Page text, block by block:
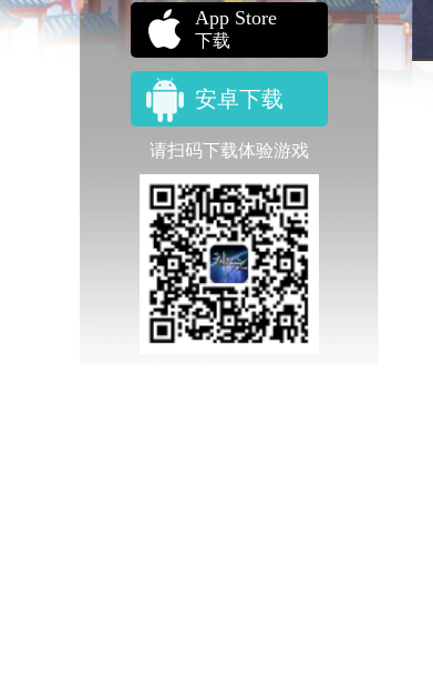
App Store
下载
安卓下载
请扫码下载体验游戏